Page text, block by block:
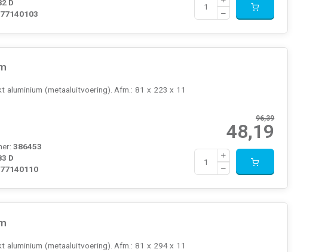
D
aluminium (metaaluitvoering). Afm.: 81 x 223 x 11
96,39
48,19
386453
D
aluminium (metaaluitvoering). Afm.: 81 x 294 x 11